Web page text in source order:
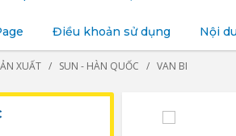
Điều khoản sử dụng Nội
XUẤT SUN - HÀN QUỐC VAN BI